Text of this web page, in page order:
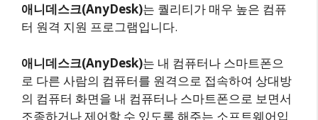
애니데스크(AnyDesk)는 퀄리티가 매우 높은 컴퓨
터 원격 지원 프로그램입니다.
애니데스크(AnyDesk)는 내 컴퓨터나 스마트폰으
로 다른 사람의 컴퓨터를 원격으로 접속하여 상대방
의 컴퓨터 화면을 내 컴퓨터나 스마트폰으로 보면서
조종하거나 제어할 수 있도록 해주는 소프트웨어입